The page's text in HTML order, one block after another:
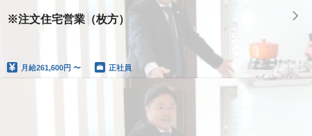
※注文住宅営業（枚方）
月給261,600円 〜 正社員